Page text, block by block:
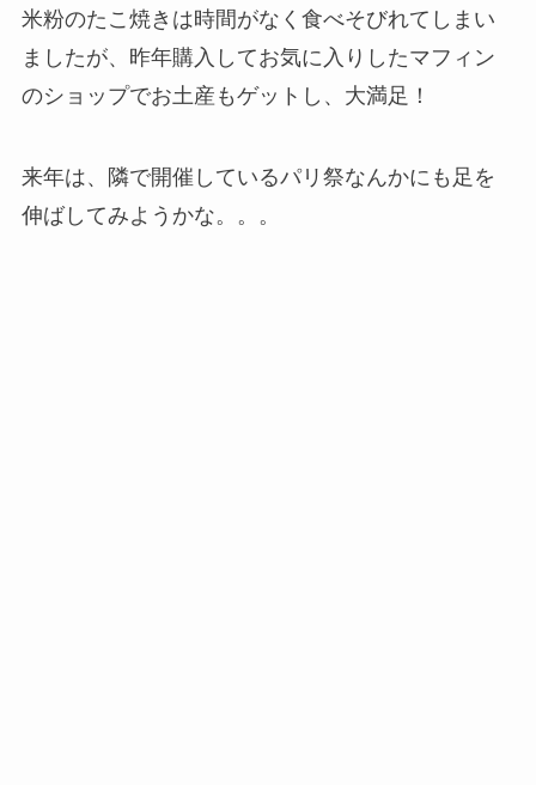
米粉のたこ焼きは時間がなく食べそびれてしまい
ましたが、昨年購入してお気に入りしたマフィン
のショップでお土産もゲットし、大満足！
来年は、隣で開催しているパリ祭なんかにも足を
伸ばしてみようかな。。。